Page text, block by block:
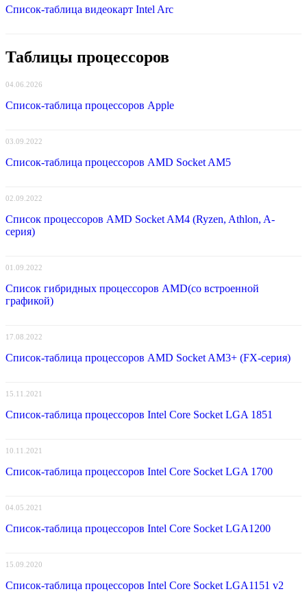
Список-таблица видеокарт Intel Arc
Таблицы процессоров
04.06.2026
Список-таблица процессоров Apple
03.09.2022
Список-таблица процессоров AMD Socket AM5
02.09.2022
Список процессоров AMD Socket AM4 (Ryzen, Athlon, A-
серия)
01.09.2022
Список гибридных процессоров AMD(со встроенной
графикой)
17.08.2022
Список-таблица процессоров AMD Socket AM3+ (FX-серия)
15.11.2021
Список-таблица процессоров Intel Core Socket LGA 1851
10.11.2021
Список-таблица процессоров Intel Core Socket LGA 1700
04.05.2021
Список-таблица процессоров Intel Core Socket LGA1200
15.09.2020
Список-таблица процессоров Intel Core Socket LGA1151 v2